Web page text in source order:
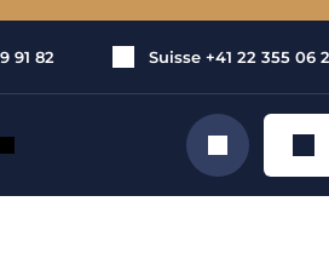
91 82 Suisse +41 22 355 06
Rechercher